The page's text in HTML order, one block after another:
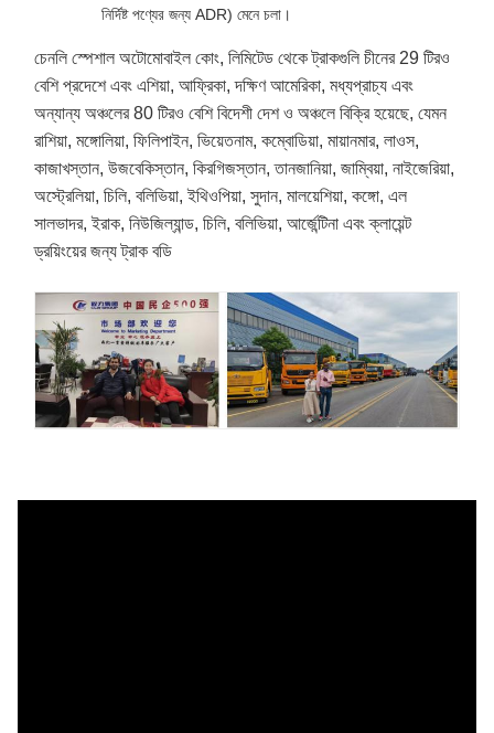
নির্দিষ্ট পণ্যের জন্য ADR) মেনে চলা।
চেনলি স্পেশাল অটোমোবাইল কোং, লিমিটেড থেকে ট্রাকগুলি চীনের 29 টিরও
বেশি প্রদেশে এবং এশিয়া, আফ্রিকা, দক্ষিণ আমেরিকা, মধ্যপ্রাচ্য এবং
অন্যান্য অঞ্চলের 80 টিরও বেশি বিদেশী দেশ ও অঞ্চলে বিক্রি হয়েছে, যেমন
রাশিয়া, মঙ্গোলিয়া, ফিলিপাইন, ভিয়েতনাম, কম্বোডিয়া, মায়ানমার, লাওস,
কাজাখস্তান, উজবেকিস্তান, কিরগিজস্তান, তানজানিয়া, জাম্বিয়া, নাইজেরিয়া,
অস্ট্রেলিয়া, চিলি, বলিভিয়া, ইথিওপিয়া, সুদান, মালয়েশিয়া, কঙ্গো, এল
সালভাদর, ইরাক, নিউজিল্যান্ড, চিলি, বলিভিয়া, আর্জেন্টিনা এবং ক্লায়েন্ট
ড্রয়িংয়ের জন্য ট্রাক বডি